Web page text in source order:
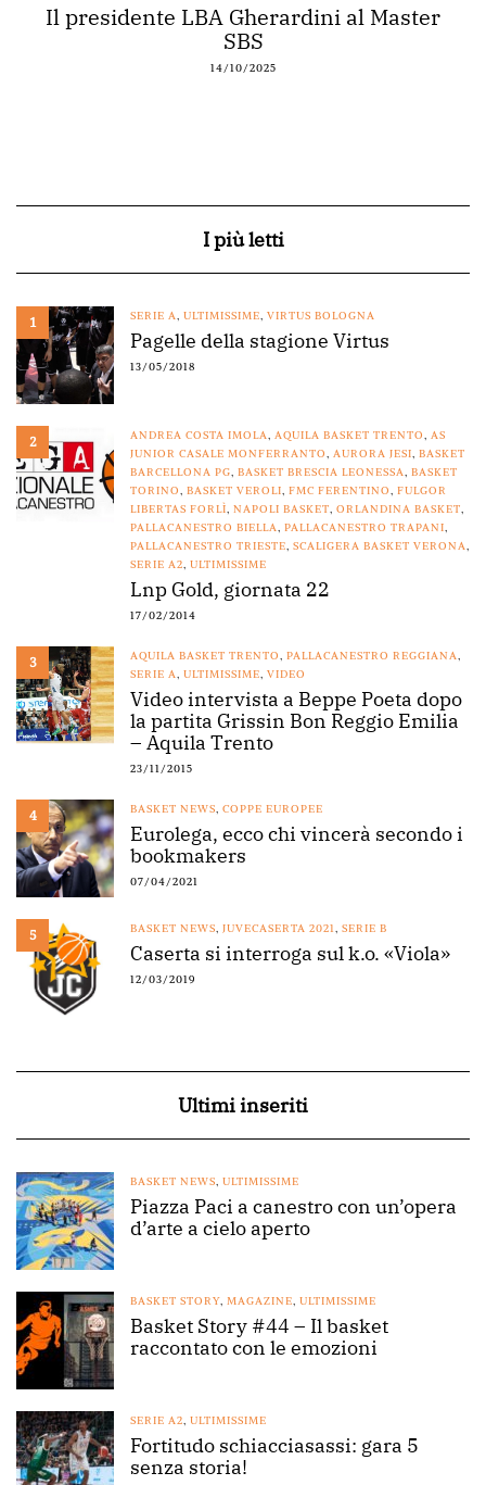
Il presidente LBA Gherardini al Master
SBS
14/10/2025
I più letti
1 SERIE A, ULTIMISSIME, VIRTUS BOLOGNA
Pagelle della stagione Virtus
13/05/2018
2 ANDREA COSTA IMOLA, AQUILA BASKET TRENTO, AS
JUNIOR CASALE MONFERRANTO, AURORA JESI, BASKET
BARCELLONA PG, BASKET BRESCIA LEONESSA, BASKET
TORINO, BASKET VEROLI, FMC FERENTINO, FULGOR
LIBERTAS FORLÌ, NAPOLI BASKET, ORLANDINA BASKET,
PALLACANESTRO BIELLA, PALLACANESTRO TRAPANI,
PALLACANESTRO TRIESTE, SCALIGERA BASKET VERONA,
SERIE A2, ULTIMISSIME
Lnp Gold, giornata 22
17/02/2014
3 AQUILA BASKET TRENTO, PALLACANESTRO REGGIANA,
SERIE A, ULTIMISSIME, VIDEO
Video intervista a Beppe Poeta dopo
la partita Grissin Bon Reggio Emilia
– Aquila Trento
23/11/2015
4 BASKET NEWS, COPPE EUROPEE
Eurolega, ecco chi vincerà secondo i
bookmakers
07/04/2021
5 BASKET NEWS, JUVECASERTA 2021, SERIE B
Caserta si interroga sul k.o. «Viola»
12/03/2019
Ultimi inseriti
BASKET NEWS, ULTIMISSIME
Piazza Paci a canestro con un’opera
d’arte a cielo aperto
BASKET STORY, MAGAZINE, ULTIMISSIME
Basket Story #44 – Il basket
raccontato con le emozioni
SERIE A2, ULTIMISSIME
Fortitudo schiacciasassi: gara 5
senza storia!